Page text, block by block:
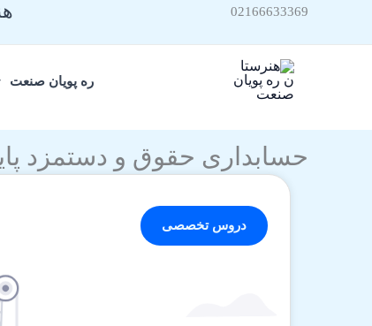
02166633369
ره پویان صنعت
حسابداری حقوق و دستمزد
دروس تخصصی